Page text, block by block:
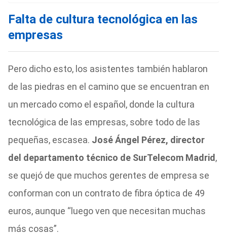
Falta de cultura tecnológica en las
empresas
Pero dicho esto, los asistentes también hablaron
de las piedras en el camino que se encuentran en
un mercado como el español, donde la cultura
tecnológica de las empresas, sobre todo de las
pequeñas, escasea. José Ángel Pérez, director
del departamento técnico de SurTelecom Madrid ,
se quejó de que muchos gerentes de empresa se
conforman con un contrato de fibra óptica de 49
euros, aunque “luego ven que necesitan muchas
más cosas”.